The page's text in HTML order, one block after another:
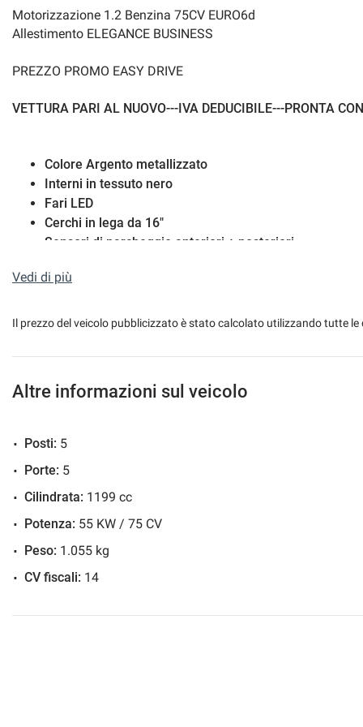
Motorizzazione 1.2 Benzina 75CV EURO6d
Allestimento ELEGANCE BUSINESS
PREZZO PROMO EASY DRIVE
VETTURA PARI AL NUOVO---IVA DEDUCIBILE---PRONTA
Colore Argento metallizzato
Interni in tessuto nero
Fari LED
Cerchi in lega da 16"
Sensori di parcheggio anteriori + posteriori
Cruise control
Climatizzatore manuale
Sensore luci/pioggia
differire dall'effettivo equipaggiamento della vettura
portali e da eventuali errate trascrizioni del sistema
dettagli dello specifico veicolo. C.G. Car S.r.l. declina ogni
rappresentano un impegno contrattuale.
Vedi di più
Il prezzo del veicolo pubblicizzato è stato calcolato utilizzando tutte
Altre informazioni sul veicolo
Posti: 5
Porte: 5
Cilindrata: 1199 cc
Potenza: 55 KW / 75 CV
Peso: 1.055 kg
CV fiscali: 14